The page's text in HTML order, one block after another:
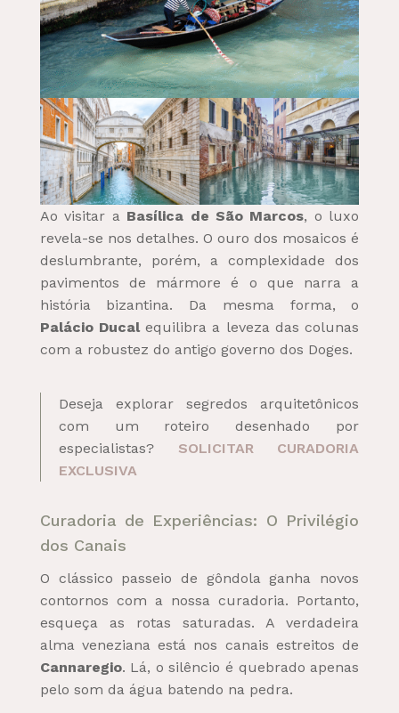
Ao visitar a Basílica de São Marcos, o luxo
revela-se nos detalhes. O ouro dos mosaicos é
deslumbrante, porém, a complexidade dos
pavimentos de mármore é o que narra a
história bizantina. Da mesma forma, o
Palácio Ducalequilibra a leveza das colunas
com a robustez do antigo governo dos Doges.
Deseja explorar segredos arquitetônicos
com um roteiro desenhado por
especialistas?
SOLICITAR CURADORIA
EXCLUSIVA
Curadoria de Experiências: O Privilégio
dos Canais
O clássico passeio de gôndola ganha novos
contornos com a nossa curadoria. Portanto,
esqueça as rotas saturadas. A verdadeira
alma veneziana está nos canais estreitos de
Cannaregio. Lá, o silêncio é quebrado apenas
pelo som da água batendo na pedra.